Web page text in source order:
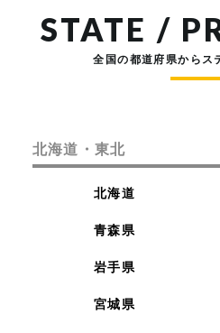
STATE /
全国の都道府県からス
北海道・東北
北海道
青森県
岩手県
宮城県